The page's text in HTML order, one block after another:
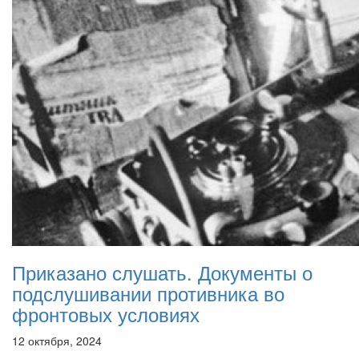
Приказано слушать. Документы о
подслушивании противника во
фронтовых условиях
12 октября, 2024